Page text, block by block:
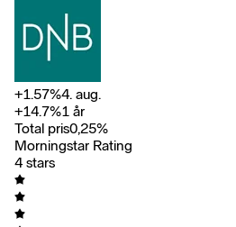
+1.57%4. aug.
+14.7%1 år
Total pris0,25%
Morningstar Rating
4 stars